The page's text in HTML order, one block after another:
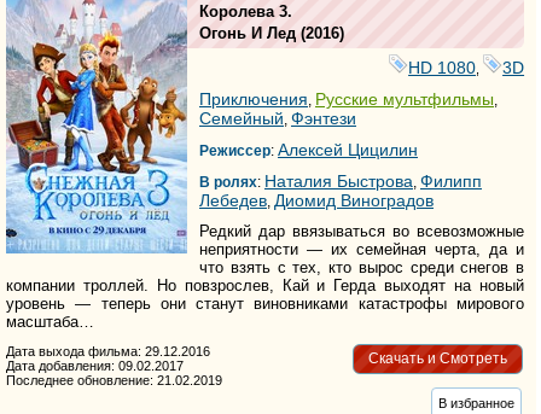
Королева 3.
Огонь И Лед (2016)
HD 1080
3D
Приключения Русские мультфильмы
Семейный Фэнтези
Режиссер: Алексей Цицилин
В ролях: Наталия Быстрова Филипп
Лебедев Диомид Виноградов
Редкий дар ввязываться во всевозможные
неприятности — их семейная черта, да и
что взять с тех, кто вырос среди снегов в
компании троллей. Но повзрослев, Кай и Герда выходят на новый
уровень — теперь они станут виновниками катастрофы мирового
масштаба…
Скачать и Смотреть
Дата выхода фильма: 29.12.2016
Дата добавления: 09.02.2017
Последнее обновление: 21.02.2019
В избранное